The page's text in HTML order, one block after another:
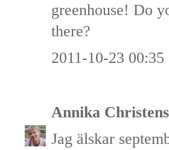
greenhouse! Do
there?
2011-10-23 00:35
Annika
Jag älskar